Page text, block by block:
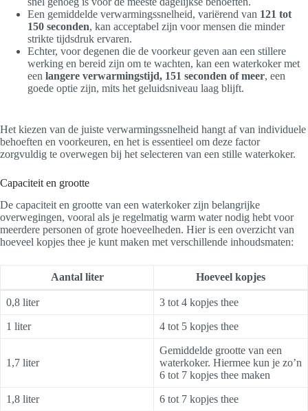
Een gemiddelde verwarmingssnelheid, variërend van 121 tot
150 seconden, kan acceptabel zijn voor mensen die minder
strikte tijdsdruk ervaren.
Echter, voor degenen die de voorkeur geven aan een stillere
werking en bereid zijn om te wachten, kan een waterkoker met
een langere verwarmingstijd, 151 seconden of meer, een
goede optie zijn, mits het geluidsniveau laag blijft.
Het kiezen van de juiste verwarmingssnelheid hangt af van individuele
behoeften en voorkeuren, en het is essentieel om deze factor
zorgvuldig te overwegen bij het selecteren van een stille waterkoker.
Capaciteit en grootte
De capaciteit en grootte van een waterkoker zijn belangrijke
overwegingen, vooral als je regelmatig warm water nodig hebt voor
meerdere personen of grote hoeveelheden. Hier is een overzicht van
hoeveel kopjes thee je kunt maken met verschillende inhoudsmaten:
Aantal liter Hoeveel kopjes
0,8 liter 3 tot 4 kopjes thee
1 liter 4 tot 5 kopjes thee
1,7 liter
Gemiddelde grootte van een
waterkoker. Hiermee kun je zo’n
6 tot 7 kopjes thee maken
1,8 liter 6 tot 7 kopjes thee